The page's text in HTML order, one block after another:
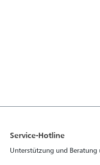
Service-Hotline
Unterstützung und Beratung